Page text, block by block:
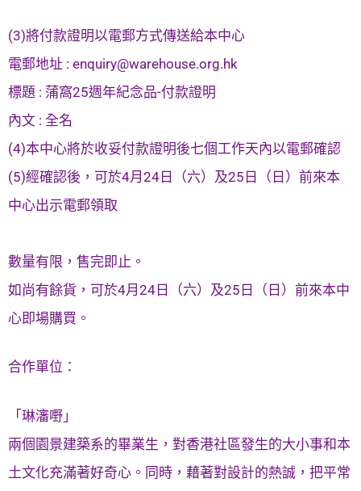
(3)將付款證明以電郵方式傳送給本中心
電郵地址 : enquiry@warehouse.org.hk
標題 : 蒲窩25週年紀念品-付款證明
內文 : 全名
(4)本中心將於收妥付款證明後七個工作天內以電郵確認
(5)經確認後，可於4月24日（六）及25日（日）前來本
中心出示電郵領取
數量有限，售完即止。
如尚有餘貨，可於4月24日（六）及25日（日）前來本中
心即場購買。
合作單位：
「琳瀋嘢」
兩個園景建築系的畢業生，對香港社區發生的大小事和本
土文化充滿著好奇心。同時，藉著對設計的熱誠，把平常